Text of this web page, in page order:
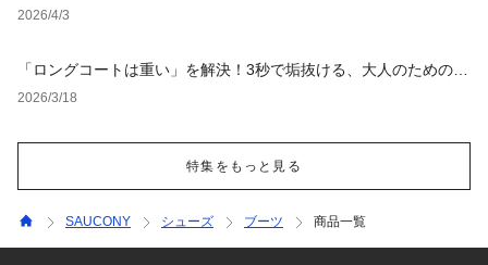
2026/4/3
「ロングコートは重い」を解決！3秒で垢抜ける、大人のための
「軽やか見え」着こなし術
2026/3/18
特集をもっと見る
SAUCONY シューズ ブーツ 商品一覧